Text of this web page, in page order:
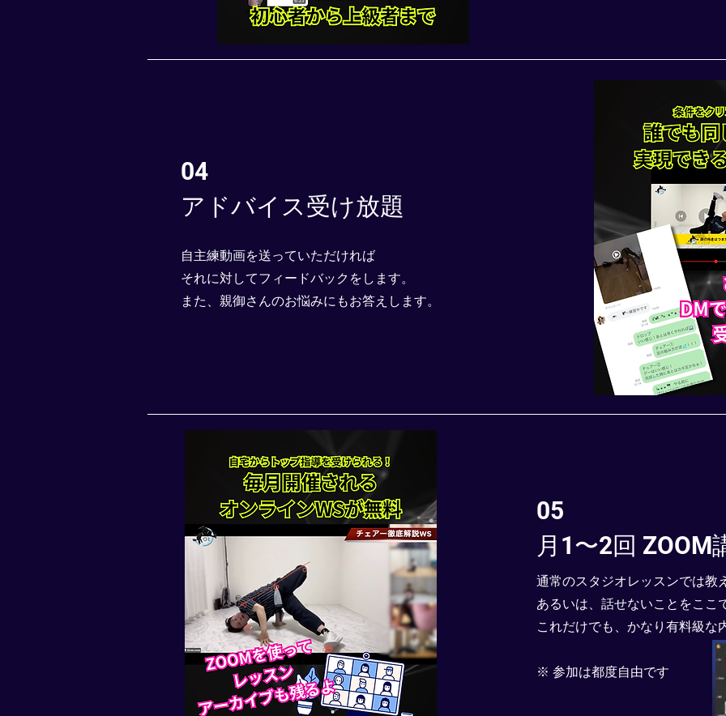
04
アドバイス受け放題
自主練動画を送っていただければ
​それに対してフィードバックをします。
​また、親御さんのお悩みにもお答えします。
05
月1〜2回
通常のスタジオレッスンでは教
あるいは、話せないことをここ
これだけでも、かなり有料級な
​※ 参加は都度自由です